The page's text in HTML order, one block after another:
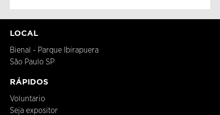
LOCAL
Bienal - Parque Ibirapuera
São Paulo SP
RÁPIDOS
Voluntario
Seja expositor